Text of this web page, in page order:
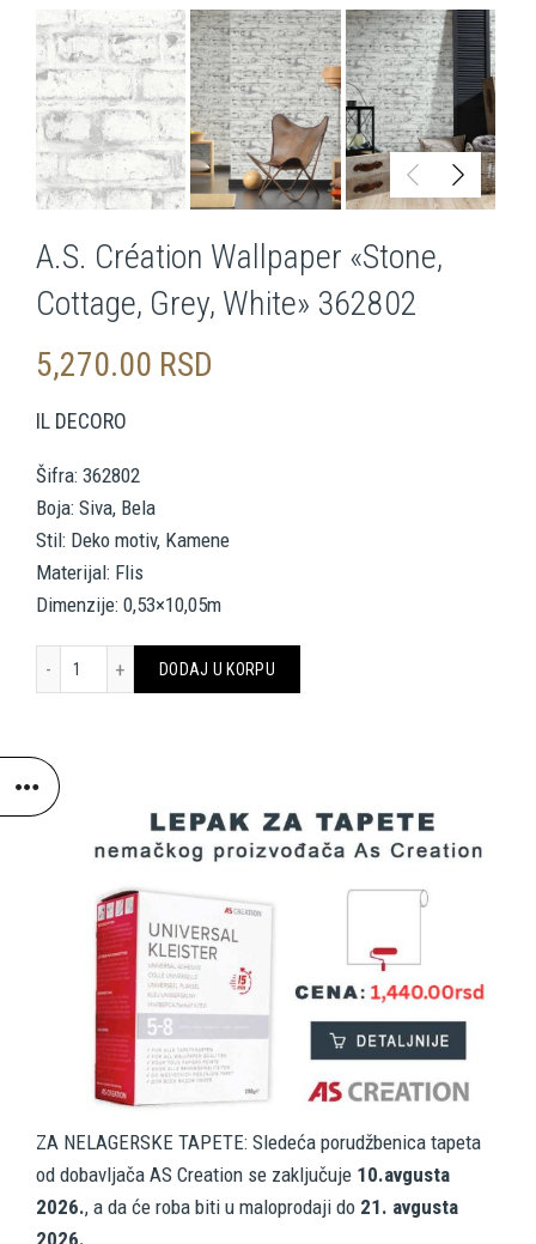
A.S. Création Wallpaper «Stone,
Cottage, Grey, White» 362802
5,270.00 RSD
IL DECORO
Šifra: 362802
Boja: Siva, Bela
Stil: Deko motiv, Kamene
Materijal: Flis
Dimenzije: 0,53×10,05m
A.S. Création Wallpaper «Stone, Cottage, Grey, White» 362802
DODAJ U KORPU
ZA NELAGERSKE TAPETE: Sledeća porudžbenica tapeta
od dobavljača AS Creation se zaključuje 10.avgusta
2026., a da će roba biti u maloprodaji do 21. avgusta